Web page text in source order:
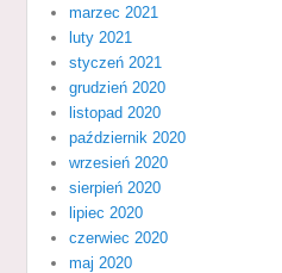
marzec 2021
luty 2021
styczeń 2021
grudzień 2020
listopad 2020
październik 2020
wrzesień 2020
sierpień 2020
lipiec 2020
czerwiec 2020
maj 2020